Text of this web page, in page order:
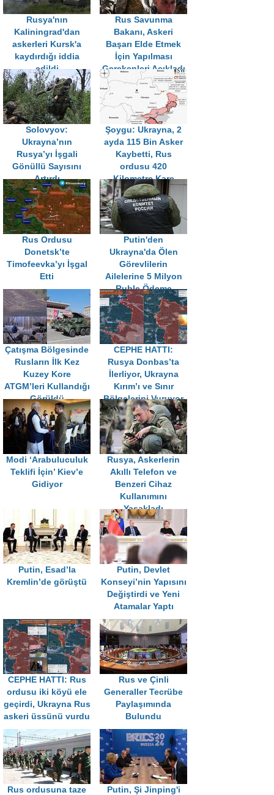
Rusya'nın
Kaliningrad'dan
askerleri Kursk'a
kaydırdığı iddia
edildi
Rus Savunma
Bakanı, Askeri
Başarı Elde Etmek
İçin Yapılması
Gerekenleri Açıkladı
Solovyov:
Ukrayna’nın
Rusya’yı İşgali
Gönüllü Sayısını
Artırdı
Şoygu: Ukrayna, 2
ayda 115 Bin Asker
Kaybetti, Rus
ordusu 420
Kilometre Kare
İlerledi
Rus Ordusu
Donetsk’te
Timofeevka’yı İşgal
Etti
Putin'den
Ukrayna'da Ölen
Görevlilerin
Ailelerine 5 Milyon
Ruble Ödeme
Talimatı
Çatışma Bölgesinde
Rusların İlk Kez
Kuzey Kore
ATGM’leri Kullandığı
Görüldü
CEPHE HATTI:
Rusya Donbas’ta
İlerliyor, Ukrayna
Kırım’ı ve Sınır
Bölgelerini Vuruyor
Modi ‘Arabuluculuk
Teklifi İçin’ Kiev’e
Gidiyor
Rusya, Askerlerin
Akıllı Telefon ve
Benzeri Cihaz
Kullanımını
Yasakladı
Putin, Esad’la
Kremlin’de görüştü
Putin, Devlet
Konseyi’nin Yapısını
Değiştirdi ve Yeni
Atamalar Yaptı
CEPHE HATTI: Rus
ordusu iki köyü ele
geçirdi, Ukrayna Rus
askeri üssünü vurdu
Rus ve Çinli
Generaller Tecrübe
Paylaşımında
Bulundu
Rus ordusuna taze
Putin, Şi Jinping'i